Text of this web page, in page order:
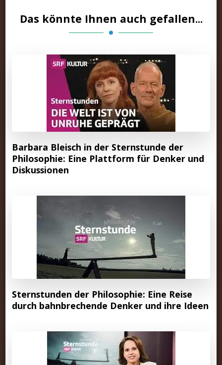
Das könnte Ihnen auch gefallen...
Barbara Bleisch in der Sternstunde der
Philosophie: Eine Plattform für Denker und
Diskussionen
Sternstunden der Philosophie: Eine Reise
durch bahnbrechende Denker und ihre Ideen